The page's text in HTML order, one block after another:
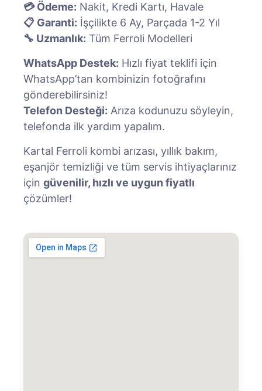
💳 Ödeme: Nakit, Kredi Kartı, Havale
📋 Garanti: İşçilikte 6 Ay, Parçada 1-2 Yıl
🔧 Uzmanlık: Tüm Ferroli Modelleri
WhatsApp Destek: Hızlı fiyat teklifi için
WhatsApp’tan kombinizin fotoğrafını
gönderebilirsiniz!
Telefon Desteği: Arıza kodunuzu söyleyin,
telefonda ilk yardım yapalım.
Kartal Ferroli kombi arızası, yıllık bakım,
eşanjör temizliği ve tüm servis ihtiyaçlarınız
için güvenilir, hızlı ve uygun fiyatlı
çözümler!